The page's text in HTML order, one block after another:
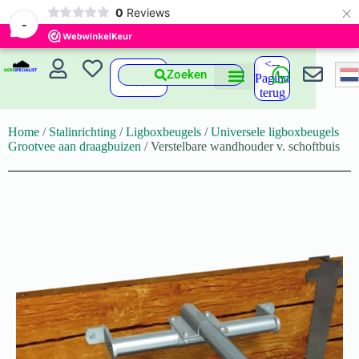
-
0 Reviews ×
Zoeken
<--
Pagina
terug
Home / Stalinrichting /Ligboxbeugels /Universele ligboxbeugels
Grootvee aan draagbuizen / Verstelbare wandhouder v. schoftbuis